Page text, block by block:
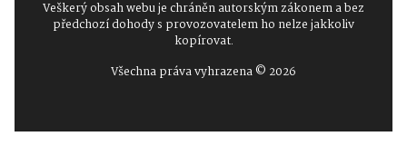
Veškerý obsah webu je chráněn autorským zákonem a bez
předchozí dohody s provozovatelem ho nelze jakkoliv
kopírovat.
Všechna práva vyhrazena © 2026